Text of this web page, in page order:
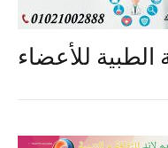
الطبية للأعضاء